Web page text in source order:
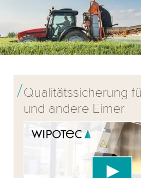
Qualitätssicherung
und andere Eimer
We need your consent to
YouTube Video service!
We use a third party service to
content that may collect data